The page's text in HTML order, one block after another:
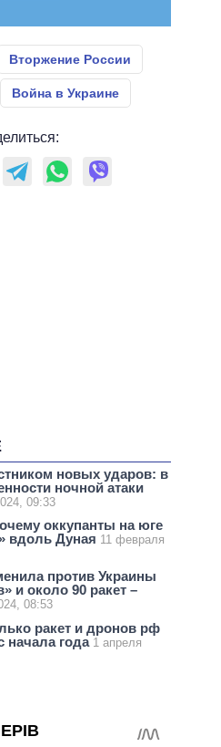
Вторжение России
Война в Украине
новых ударов: в
ночной атаки
09:33
оккупанты на юге
вдоль Дуная 11 февраля
против Украины
и около 90 ракет –
08:53
ракет и дронов рф
начала года 1 апреля